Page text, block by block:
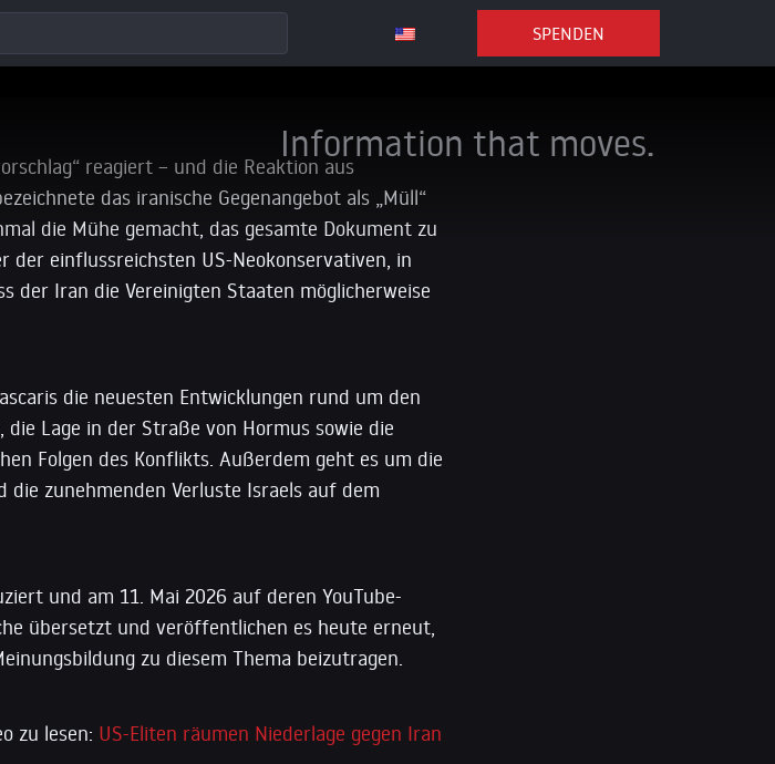
SPENDEN
Information that moves.
reagiert – und die Reaktion aus
das iranische Gegenangebot als „Müll“
die Mühe gemacht, das gesamte Dokument zu
der einflussreichsten US-Neokonservativen, in
der Iran die Vereinigten Staaten möglicherweise
die neuesten Entwicklungen rund um den
Lage in der Straße von Hormus sowie die
Folgen des Konflikts. Außerdem geht es um die
zunehmenden Verluste Israels auf dem
und am 11. Mai 2026 auf deren YouTube-
übersetzt und veröffentlichen es heute erneut,
zu diesem Thema beizutragen.
zu lesen: US-Eliten räumen Niederlage gegen Iran